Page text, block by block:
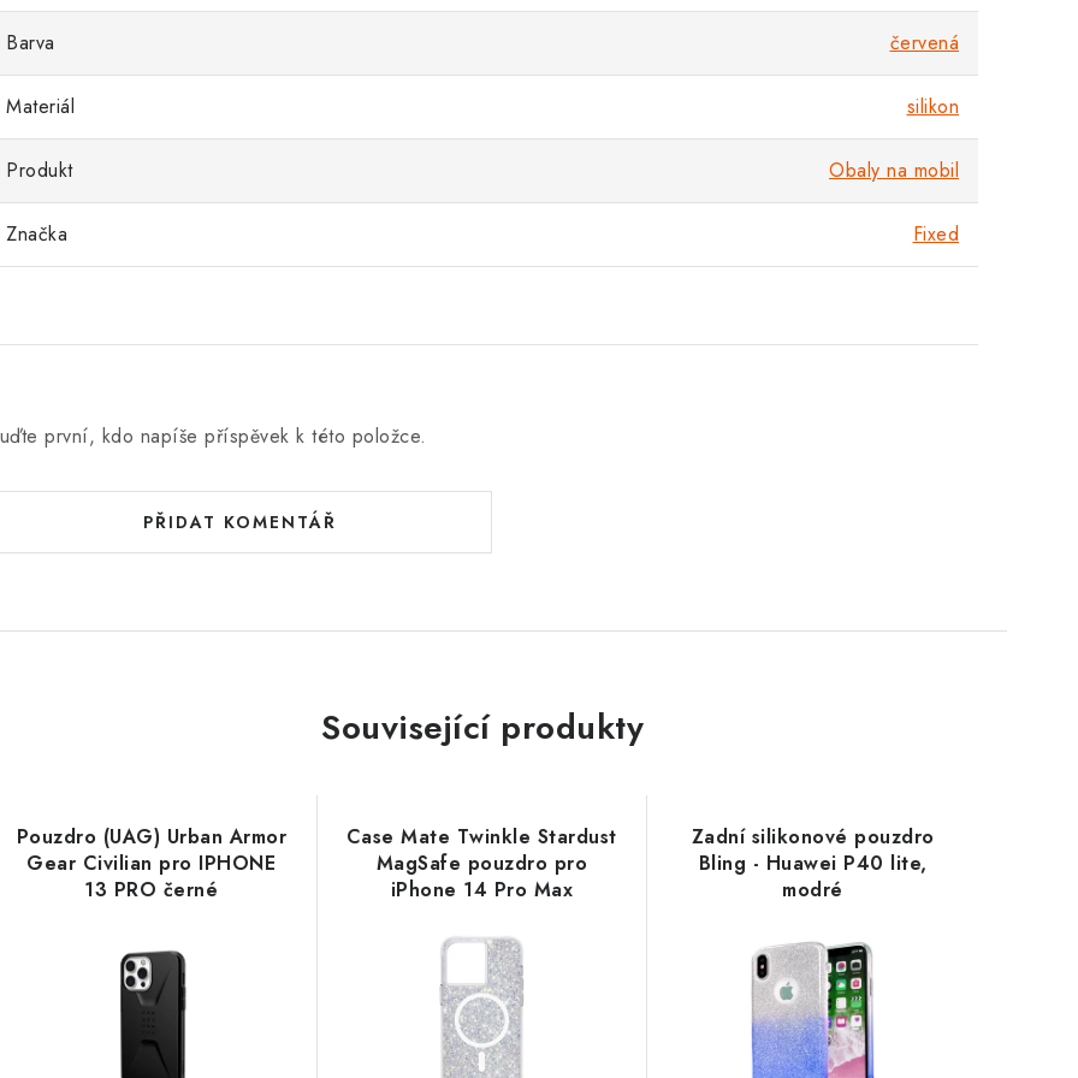
Barva červená
Materiál silikon
Produkt Obaly na mobil
Značka Fixed
první, kdo napíše příspěvek k této položce.
PŘIDAT KOMENTÁŘ
Související produkty
Pouzdro (UAG) Urban Armor
Gear Civilian pro IPHONE
13 PRO černé
Case Mate Twinkle Stardust
MagSafe pouzdro pro
iPhone 14 Pro Max
Zadní silikonové pouzdro
Bling - Huawei P40 lite,
modré